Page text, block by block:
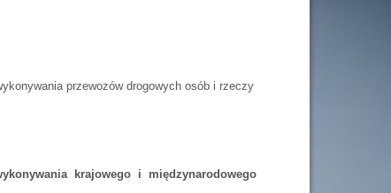
przewozów drogowych osób i rzeczy
krajowego i międzynarodowego